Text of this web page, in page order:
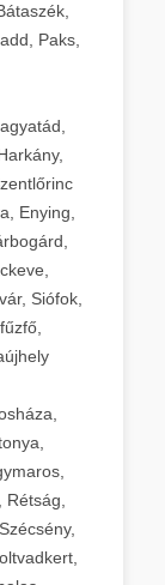
Paks,
Enying,
Siófok,